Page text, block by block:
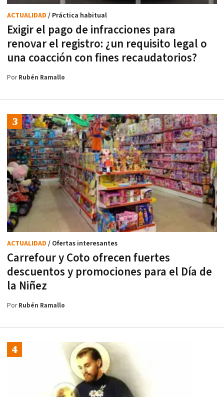
Exigir el pago de infracciones para
renovar el registro: ¿un requisito legal o
una coacción con fines recaudatorios?
ACTUALIDAD / Práctica habitual
PorRubén Ramallo
Carrefour y Coto ofrecen fuertes
descuentos y promociones para el Día de
la Niñez
ACTUALIDAD / Ofertas interesantes
PorRubén Ramallo